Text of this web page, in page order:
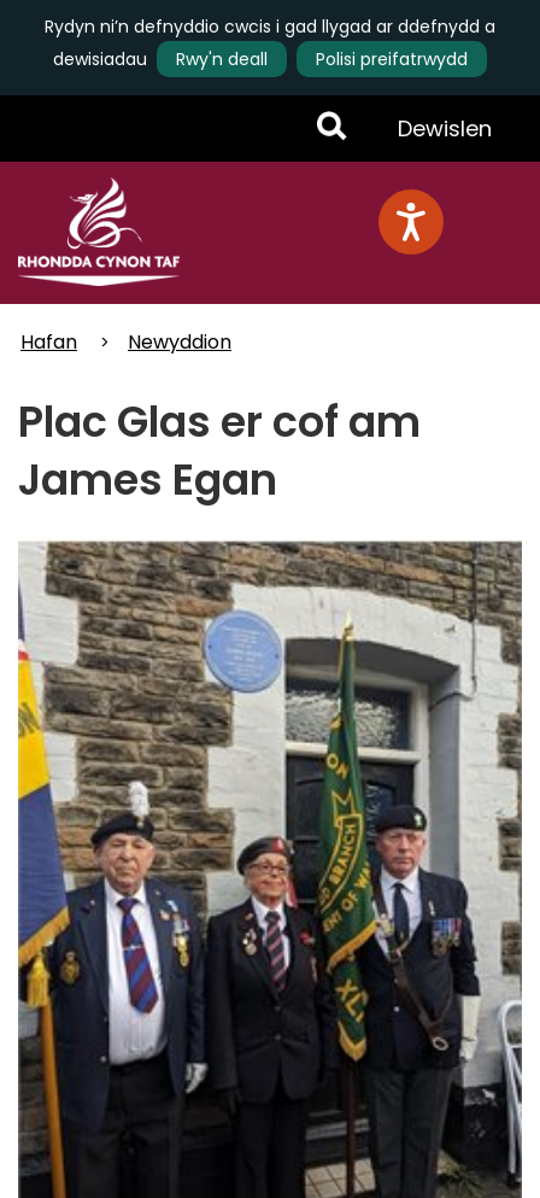
Rydyn ni’n defnyddio cwcis i gad llygad ar ddefnydd a
dewisiadau
Rwy'n deall
Polisi preifatrwydd
Toggle
Menu
Dewislen
Hafan Newyddion
Plac Glas er cof am
James Egan